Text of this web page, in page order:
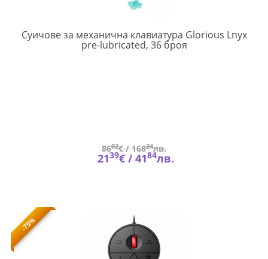
Суичове за механична клавиатура Glorious Lnyx
pre-lubricated, 36 брояGL-
8602€ /16824лв.
2139€ /4184лв.
-75%